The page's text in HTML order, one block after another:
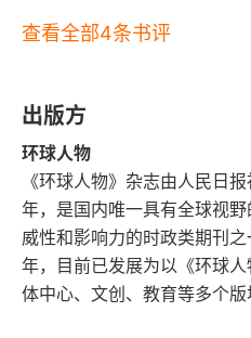
查看全部4条书评
出版方
环球人物
《环球人物》杂志由人民日
年，是国内唯一具有全球视
威性和影响力的时政类期刊
年，目前已发展为以《环球
体中心、文创、教育等多个版